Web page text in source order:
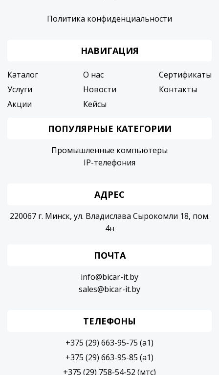
Политика конфиденциальности
НАВИГАЦИЯ
Каталог
Услуги
Акции
О нас
Новости
Кейсы
Сертификаты
Контакты
ПОПУЛЯРНЫЕ КАТЕГОРИИ
Промышленные компьютеры
IP-телефония
АДРЕС
220067 г. Минск, ул. Владислава Сырокомли 18, пом.
4н
ПОЧТА
info@bicar-it.by
sales@bicar-it.by
ТЕЛЕФОНЫ
+375 (29) 663-95-75 (a1)
+375 (29) 663-95-85 (a1)
+375 (29) 758-54-52 (мтс)